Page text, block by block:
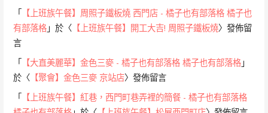
「
【上班族午餐】周照子鐵板燒 西門店 - 橘子也有部落格 橘子也
有部落格 」於〈 【上班族午餐】開工大吉! 周照子鐵板燒〉發佈留
言
「
【大直美麗華】金色三麥 - 橘子也有部落格 橘子也有部落格 」
於〈 【聚會】金色三麥 京站店〉發佈留言
「
【上班族午餐】紅巷，西門町巷弄裡的簡餐 - 橘子也有部落格